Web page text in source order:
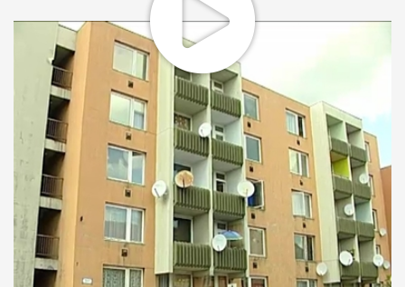
A Lakásbizottság elnökének szerdai sajtótájékoztatóján szó
esett az igénybe vehető egyéb támogatási formákról is.
Sokan érdeklődnek a lakhatással kapcsolatos támogatási
lehetőségekről, mégsem elegen - kezdte a sajtótájékoztatót
Kővári Attila. A nem önkormányzati bérlakásban élők
lakbértámogatására vonatkozóan például eddig csak 11
kérelem érkezett. Ennek az lehet az oka, hogy kevés
rászoruló tud erről a lehetőségről - mondja a politikus. Az
elnök arra hívta fel a figyelmet: érdemes mielőbb beadni az
igénylést, mert kedvező elbírálás esetén akár havi 20 ezer
forintot is kaphat az albérlő.